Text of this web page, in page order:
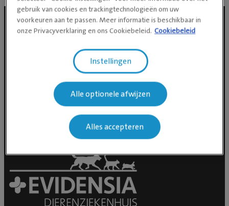
gebruik van cookies en trackingtechnologieën om uw
voorkeuren aan te passen. Meer informatie is beschikbaar in
onze Privacyverklaring en ons Cookiebeleid. Cookiebeleid
Instellingen
Alle optionele afwijzen
Alles accepteren